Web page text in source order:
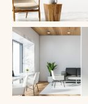
COUPS